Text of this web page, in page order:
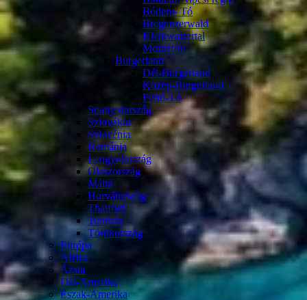
Bódeni- Tó
Bregenzerwald
Kleinwalsertal
Montafon
Burgerland
Dél-Burgerland
Közép-Burgerland
Fertő-Tó
Spanyolország
Szlovákia
Szlovénia
Románia
Lengyelország
Olaszország
Málta
Horvátország
Thaiföld
Tunézia
Törökország
Európa
Afrika
Ázsia
Dél-Amerika
Észak-Amerika